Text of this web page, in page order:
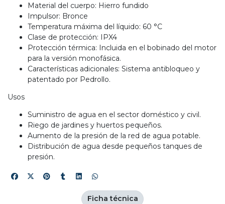
Material del cuerpo: Hierro fundido
Impulsor: Bronce
Temperatura máxima del líquido: 60 °C
Clase de protección: IPX4
Protección térmica: Incluida en el bobinado del motor
para la versión monofásica.
Características adicionales: Sistema antibloqueo y
patentado por Pedrollo.
Usos
Suministro de agua en el sector doméstico y civil.
Riego de jardines y huertos pequeños.
Aumento de la presión de la red de agua potable.
Distribución de agua desde pequeños tanques de
presión.
Ficha técnica